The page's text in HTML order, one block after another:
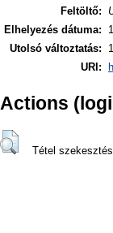
Feltöltő:
Elhelyezés dátuma:
Utolsó változtatás:
URI:
Actions
Tétel